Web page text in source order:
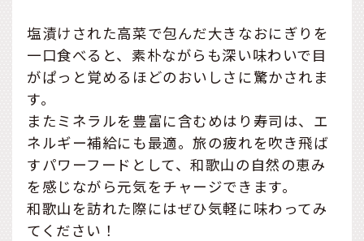
塩漬けされた高菜で包んだ大きなおにぎりを
一口食べると、素朴ながらも深い味わいで目
がぱっと覚めるほどのおいしさに驚かされま
す。
またミネラルを豊富に含むめはり寿司は、エ
ネルギー補給にも最適。旅の疲れを吹き飛ば
すパワーフードとして、和歌山の自然の恵み
を感じながら元気をチャージできます。
和歌山を訪れた際にはぜひ気軽に味わってみ
てください！